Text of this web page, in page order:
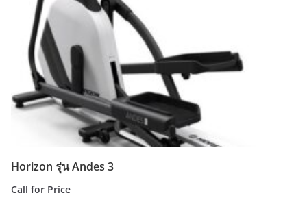
Horizon รุ่น Andes 3
Call for Price